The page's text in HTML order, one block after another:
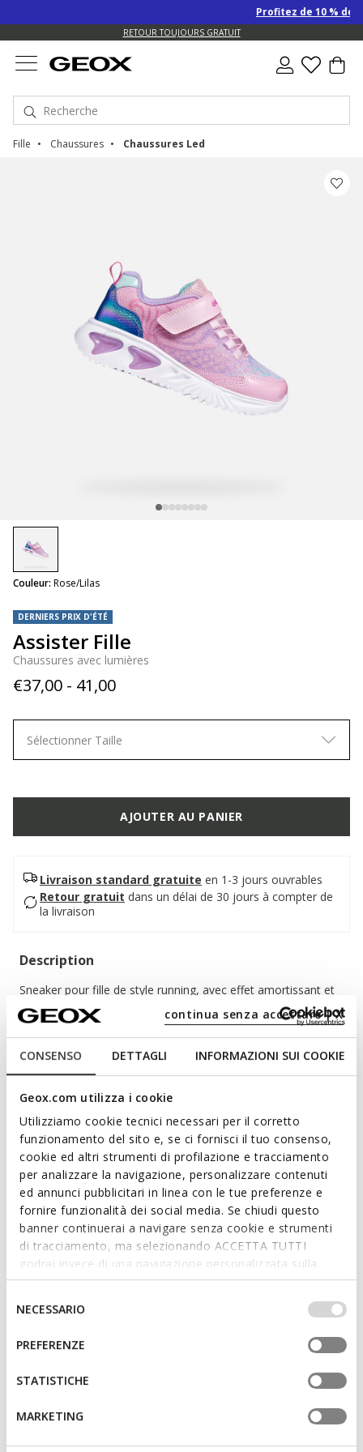
CONSENSO DETTAGLI INFORMAZIONI SUI COOKIE
Geox.com utilizza i cookie
Utilizziamo cookie tecnici necessari per il corretto
funzionamento del sito e, se ci fornisci il tuo consenso,
cookie ed altri strumenti di profilazione e tracciamento
per analizzare la navigazione, personalizzare contenuti
ed annunci pubblicitari in linea con le tue preferenze e
fornire funzionalità dei social media. Se chiudi questo
banner continuerai a navigare senza cookie e strumenti
di tracciamento, ma selezionando ACCETTA TUTTI
godrai invece di una navigazione personalizzata sulla
base dei tuoi gusti ed interessi. Selezionando
IMPOSTAZIONI potrai anche scegliere quali cookies ed
altri strumenti di tracciamento autorizzare. Per maggiori
informazioni o per modificare in qualsiasi momento le
tue impostazioni, visita la nostra
del
consenso
NECESSARIO
PREFERENZE
STATISTICHE
MARKETING
continua senza accettare | X
Profitez de 10 % de
RETOUR TOUJOURS GRATUIT
Fille Chaussures Chaussures Led
DERNIERS PRIX D'ÉTÉ
Assister Fille
Chaussures avec lumières
€37,00 - 41,00
Couleur: Rose/Lilas
selected
Sélectionner Taille
AJOUTER AU PANIER
Livraison standard gratuite en 1-3 jours ouvrables
Retour gratuit dans un délai de 30 jours à compter de
la livraison
Description
Sneaker pour fille de style running, avec effet amortissant et
confortable. Dans cette version rose et lilas, Assister
présente une empeigne lumineuse, parfaite pour égayer les
looks sportifs et scolaires. Réalisées en tissu brillant et en
matière imprimée effet nacré, elles sont dotées de lumières
intégrées dans la semelle extérieure pour s'amuser à chaque
pas.
CODE PRODUIT: J65E9A0ASPVC8842
Lire plus
Caractéristiques
Enfilage facile et rapide
Chaussures avec lumières avec bouton Marche/Arrêt
Chaussures légères
Matériaux